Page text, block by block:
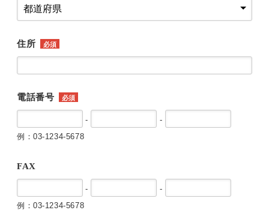
住所 必須
電話番号 必須
-
-
例：03-1234-5678
FAX
-
-
例：03-1234-5678